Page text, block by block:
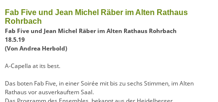
Fab Five und Jean Michel Räber im Alten Rathaus
Rohrbach
Fab Five und Jean Michel Räber im Alten Rathaus Rohrbach
18.5.19
(Von Andrea Herbold)
A-Capella at its best.
Das boten Fab Five, in einer Soirée mit bis zu sechs Stimmen, im Alten
Rathaus vor ausverkauftem Saal.